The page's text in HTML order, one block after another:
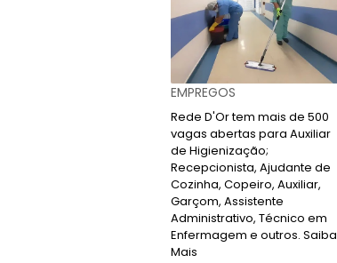
EMPREGOS
Rede D'Or tem mais de 500
vagas abertas para Auxiliar
de Higienização;
Recepcionista, Ajudante de
Cozinha, Copeiro, Auxiliar,
Garçom, Assistente
Administrativo, Técnico em
Enfermagem e outros. Saiba
Mais